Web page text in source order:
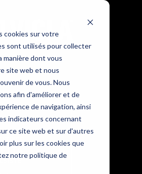
cookies sur votre
sont utilisés pour collecter
manière dont vous
site web et nous
de vous. Nous
afin d'améliorer et de
de navigation, ainsi
indicateurs concernant
ce site web et sur d'autres
plus sur les cookies que
notre politique de